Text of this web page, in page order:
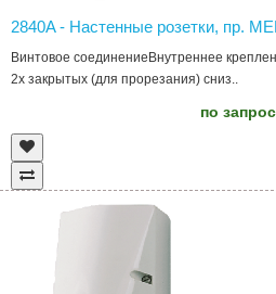
2840A - Настенные розетки, пр.
Винтовое соединениеВнутреннее
2х закрытых (для прорезания) cниз..
по